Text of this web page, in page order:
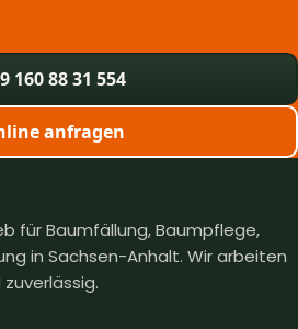
160 88 31 554
anfragen
für Baumfällung, Baumpflege,
in Sachsen-Anhalt. Wir arbeiten